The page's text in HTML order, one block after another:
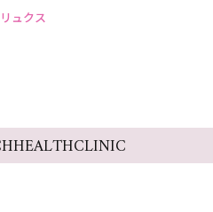
ュクス
HEALTHCLINIC